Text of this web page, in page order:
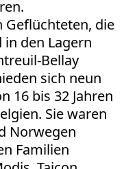
Geflüchteten, die
den Lagern
Bellay
sich neun
16 bis 32 Jahren
Sie waren
Norwegen
Familien